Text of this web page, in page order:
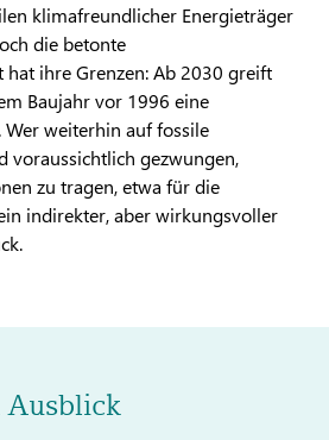
klimafreundlicher Energieträger
die betonte
hat ihre Grenzen: Ab 2030 greift
Baujahr vor 1996 eine
weiterhin auf fossile
voraussichtlich gezwungen,
zu tragen, etwa für die
indirekter, aber wirkungsvoller
Ausblick